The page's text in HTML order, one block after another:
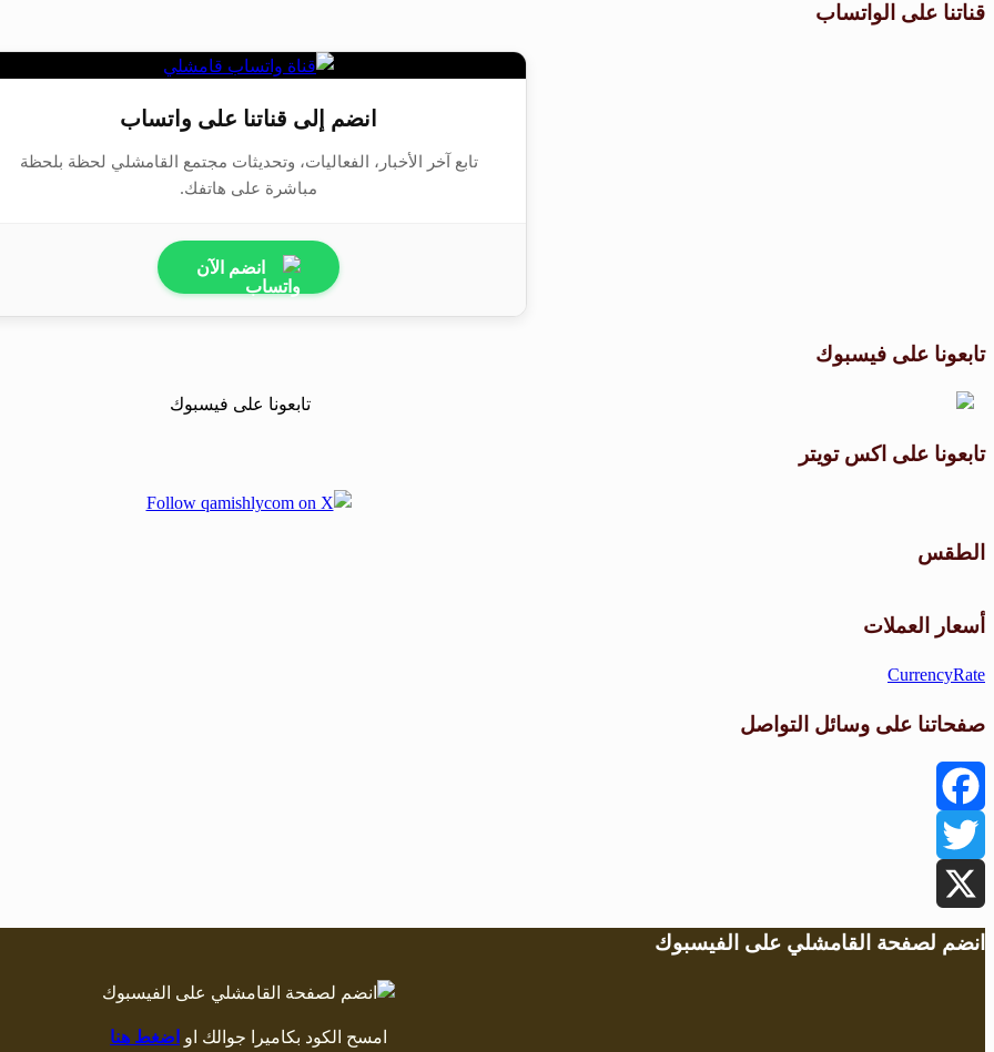
قناتنا على الواتساب
انضم إلى قناتنا على واتساب
تابع آخر الأخبار، الفعاليات، وتحديثات مجتمع القامشلي لحظة بلحظة
مباشرة على هاتفك.
انضم الآن
تابعونا على فيسبوك
تابعونا على اكس تويتر
الطقس
أسعار العملات
CurrencyRate
صفحاتنا على وسائل التواصل
Facebook
Twitter
X
انضم لصفحة القامشلي على الفيسبوك
امسح الكود بكاميرا جوالك او اضغط هنا